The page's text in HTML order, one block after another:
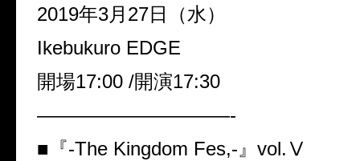
2019年3月 27日（水）
Ikebukuro EDGE
開場17:00 /開演17:30
——————————-
■ 『-The Kingdom Fes,- 』 vol.Ⅴ